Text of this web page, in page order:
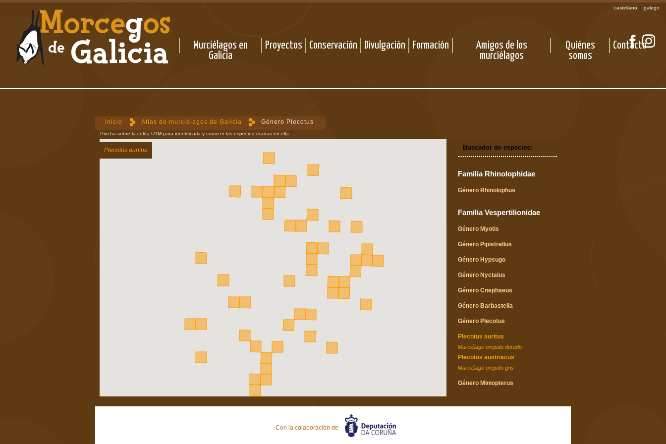
castellano | galego |
Murciélagos en
Galicia
Proyectos Conservación Divulgación Formación
Amigos de los
murciélagos
Quiénes
somos
Contacto
Inicio Atlas de murcielagos de Galicia Género Plecotus
Plecotus auritus
Pincha sobre la celda UTM para identificarla y conocer las especies citadas en ella
Buscador de especies:
Familia Rhinolophidae
Género Rhinolophus
Familia Vespertilionidae
Género Myotis
Género Pipistrellus
Género Hypsugo
Género Nyctalus
Género Cnephaeus
Género Barbastella
Género Plecotus
Plecotus auritus
Murciélago orejudo dorado
Plecotus austriacus
Murciélago orejudo gris
Género Miniopterus
Familia Molossidae
Con la colaboración de